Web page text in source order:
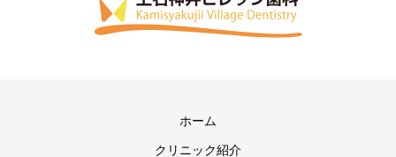
ホーム
クリニック紹介